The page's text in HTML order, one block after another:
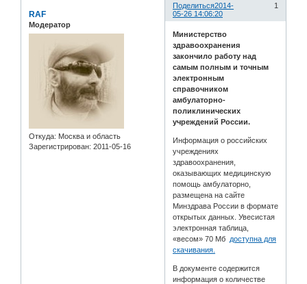
Поделиться 1
2014-
05-26 14:06:20
RAF
Модератор
Откуда: Москва и область
Зарегистрирован: 2011-05-16
Министерство
здравоохранения
закончило работу над
самым полным и точным
электронным
справочником
амбулаторно-
поликлинических
учреждений России.
Информация о российских
учреждениях
здравоохранения,
оказывающих медицинскую
помощь амбулаторно,
размещена на сайте
Минздрава России в формате
открытых данных. Увесистая
электронная таблица,
«весом» 70 Мб доступна для
скачивания.
В документе содержится
информация о количестве